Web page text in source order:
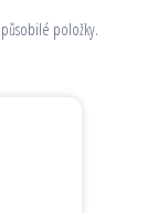
položky.